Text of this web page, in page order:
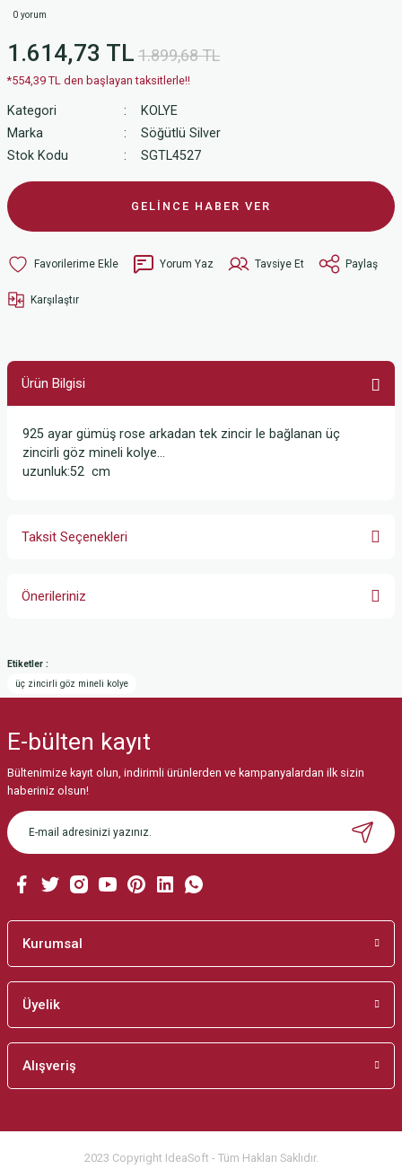
0 yorum
1.614,73 TL 1.899,68 TL
*554,39 TL den başlayan taksitlerle!!
Kategori
KOLYE
Marka
Söğütlü Silver
Stok Kodu
SGTL4527
GELİNCE HABER VER
Yorum Yaz Tavsiye Et Paylaş
Karşılaştır
Ürün Bilgisi
925 ayar gümüş rose arkadan tek zincir le bağlanan üç
zincirli göz mineli kolye...
uzunluk:52 cm
Taksit Seçenekleri
Önerileriniz
yetersiz gördüğünüz noktaları öneri formunu kullanarak tarafımıza
iletebilirsiniz.
Görüş ve önerileriniz için teşekkür ederiz.
Ürün resmi kalitesiz, bozuk veya görüntülenemiyor.
Ürün açıklamasında eksik bilgiler bulunuyor.
Ürün bilgilerinde hatalar bulunuyor.
Etiketler :
üç zincirli göz mineli kolye
E-bülten kayıt
Bültenimize kayıt olun, indirimli ürünlerden ve kampanyalardan ilk sizin
haberiniz olsun!
Kurumsal
Üyelik
Alışveriş
2023 Copyright IdeaSoft - Tüm Hakları Saklıdır.